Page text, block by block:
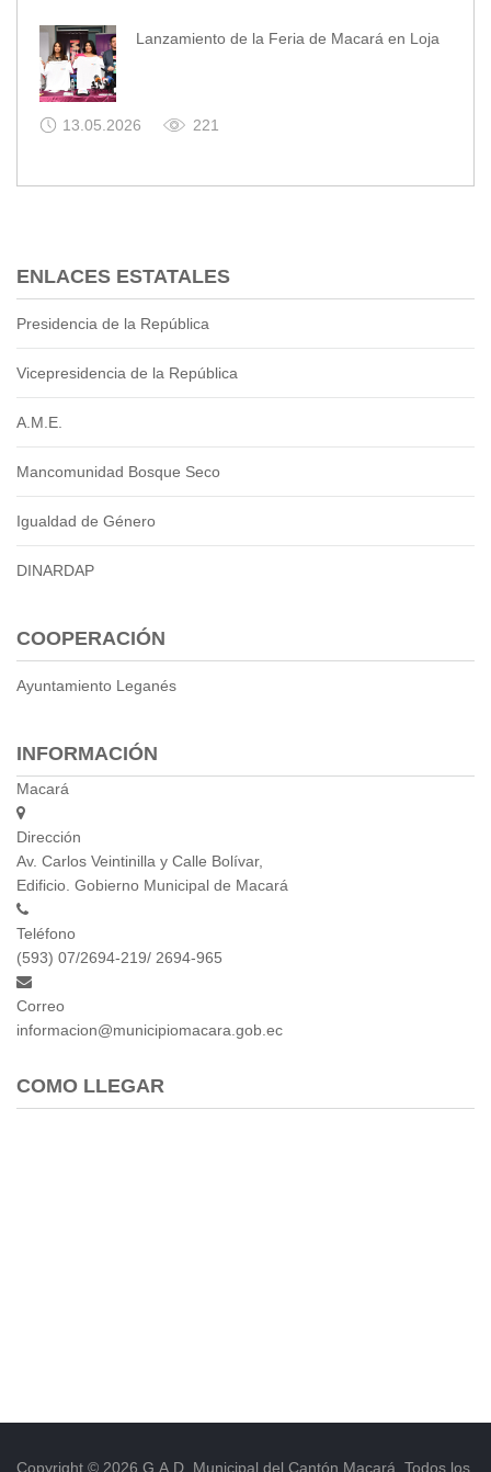
Lanzamiento de la Feria de Macará en Loja
13.05.2026 221
ENLACES ESTATALES
Presidencia de la República
Vicepresidencia de la República
A.M.E.
Mancomunidad Bosque Seco
Igualdad de Género
DINARDAP
COOPERACIÓN
Ayuntamiento Leganés
INFORMACIÓN
Macará
Dirección
Av. Carlos Veintinilla y Calle Bolívar,
Edificio. Gobierno Municipal de Macará
Teléfono
(593) 07/2694-219/ 2694-965
Correo
informacion@municipiomacara.gob.ec
COMO LLEGAR
Copyright © 2026 G.A.D. Municipal del Cantón Macará. Todos los